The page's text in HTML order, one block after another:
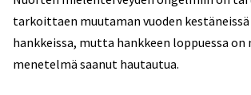
tarkoittaen muutaman vuoden kestäneissä
hankkeissa, mutta hankkeen loppuessa on
menetelmä saanut hautautua.